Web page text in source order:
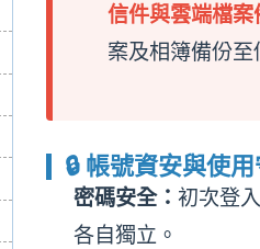
信件與雲端檔案
案及相簿備份至
🔒 帳號資安與使用
密碼安全： 初次登
各自獨立。